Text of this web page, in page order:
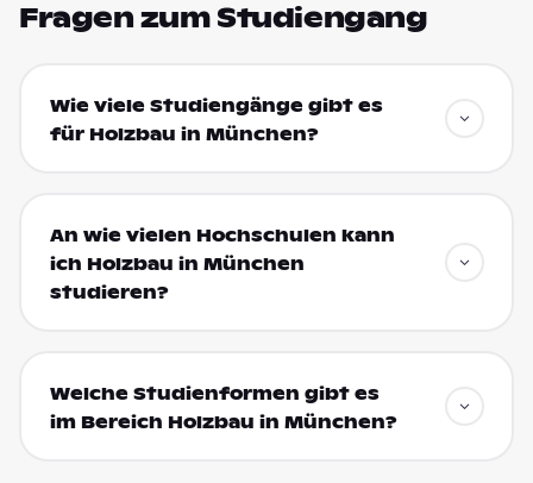
Fragen zum Studiengang
Wie viele Studiengänge gibt es
für Holzbau in München?
An wie vielen Hochschulen kann
ich Holzbau in München
studieren?
Welche Studienformen gibt es
im Bereich Holzbau in München?